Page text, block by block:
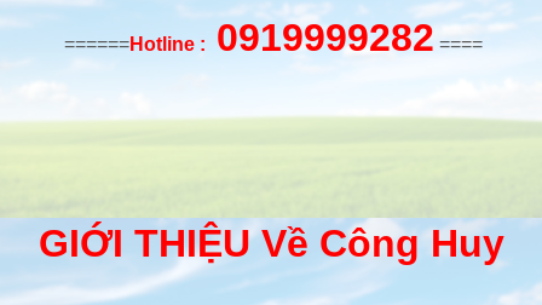
======Hotline : 0919999282 ====
GIỚI THIỆU Về Công Huy